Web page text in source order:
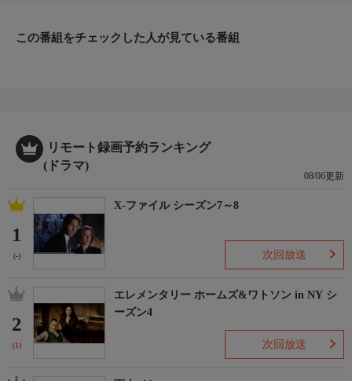
ラーシ伯と再会。彼女への好意を伯爵は、隠そうとしない。
この番組をチェックした人が見ている番組
リモート録画予約ランキング
(ドラマ)
08/06更新
1
(-)
X-ファイル シーズン7～8
次回放送
2
(1)
エレメンタリー ホームズ&ワトソン in NY シ
ーズン4
次回放送